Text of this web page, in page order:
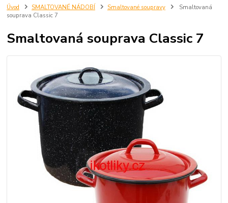
Úvod SMALTOVANÉ NÁDOBÍ Smaltované soupravy
Smaltovaná
souprava Classic 7
Smaltovaná souprava Classic 7